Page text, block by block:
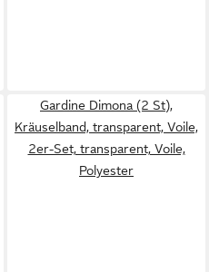
Gardine Dimona (2 St),
Kräuselband, transparent, Voile,
2er-Set, transparent, Voile,
Polyester